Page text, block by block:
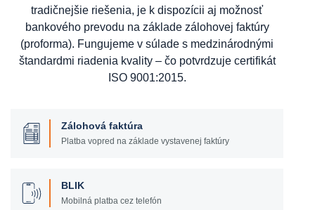
tradičnejšie riešenia, je k dispozícii aj možnosť
bankového prevodu na základe zálohovej faktúry
(proforma). Fungujeme v súlade s medzinárodnými
štandardmi riadenia kvality – čo potvrdzuje certifikát
ISO 9001:2015.
Zálohová faktúra
Platba vopred na základe vystavenej faktúry
BLIK
Mobilná platba cez telefón